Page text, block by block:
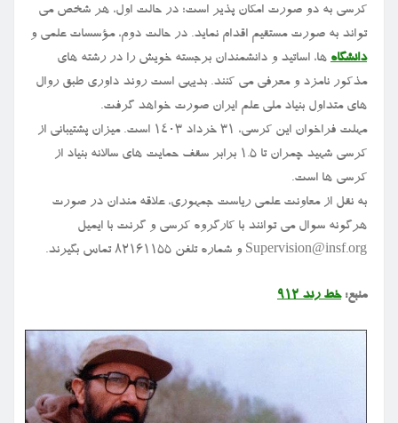
کرسی به دو صورت امکان پذیر است؛ در حالت اول، هر شخص می
تواند به صورت مستقیم اقدام نماید. در حالت دوم، مؤسسات علمی و
دانشگاه ها، اساتید و دانشمندان برجسته خویش را در رشته های
مذکور نامزد و معرفی می کنند. بدیهی است روند داوری طبق روال
های متداول بنیاد ملی علم ایران صورت خواهد گرفت.
مهلت فراخوان این کرسی، ۳۱ خرداد ۱۴۰۳ است. میزان پشتیبانی از
کرسی شهید چمران تا ۱.۵ برابر سقف حمایت های سالانه بنیاد از
کرسی ها است.
به نقل از معاونت علمی ریاست جمهوری، علاقه مندان در صورت
هرگونه سوال می توانند با کارگروه کرسی و گرنت با ایمیل
Supervision@insf.org و شماره تلفن ۸۲۱۶۱۱۵۵ تماس بگیرند.
منبع:خط رند ۹۱۲